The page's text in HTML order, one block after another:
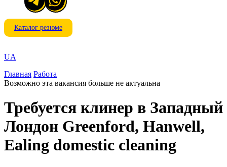
Каталог резюме
UA
Главная Работа
Возможно эта вакансия больше не актуальна
Требуется клинер в Западный
Лондон Greenford, Hanwell,
Ealing domestic cleaning